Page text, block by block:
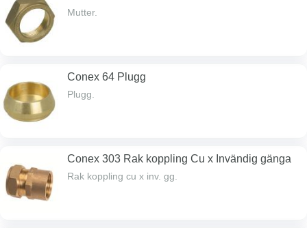
Mutter.
Conex 64 Plugg
Plugg.
Conex 303 Rak koppling Cu x Invändig gänga
Rak koppling cu x inv. gg.